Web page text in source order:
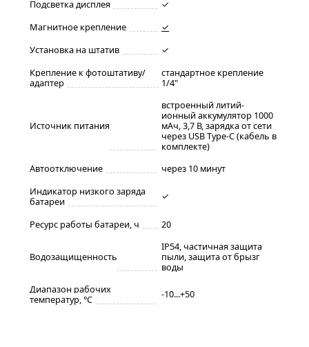
Подсветка дисплея
✓
Магнитное крепление
✓
Установка на штатив
✓
Крепление к фотоштативу/
адаптер
стандартное крепление
1/4"
Источник питания
встроенный литий-
ионный аккумулятор 1000
мАч, 3,7 В, зарядка от сети
через USB Type-C (кабель в
комплекте)
Автоотключение
через 10 минут
Индикатор низкого заряда
батареи
✓
Ресурс работы батареи, ч 20
Водозащищенность
IP54, частичная защита
пыли, защита от брызг
воды
Диапазон рабочих
температур, °С
-10...+50